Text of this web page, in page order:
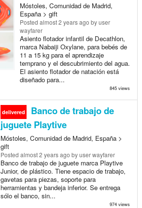
Móstoles, Comunidad de Madrid,
España > gift
Posted almost 2 years ago by user
wayfarer
Asiento flotador infantil de Decathlon,
marca Nabaiji Oxylane, para bebés de
11 a 15 kg para el aprendizaje
temprano y el descubrimiento del agua.
El asiento flotador de natación está
diseñado para...
845 views
delivered
Banco de trabajo de
juguete Playtive
Móstoles, Comunidad de Madrid, España >
gift
Posted almost 2 years ago by user wayfarer
Banco de trabajo de juguete marca Playtive
Junior, de plástico. Tiene espacio de trabajo,
gavetas para piezas, soporte para
herramientas y bandeja inferior. Se entrega
sólo el banco, sin...
974 views